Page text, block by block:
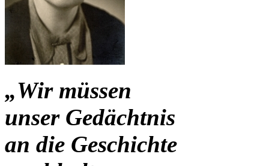
„Wir müssen
unser Gedächtnis
an die Geschichte